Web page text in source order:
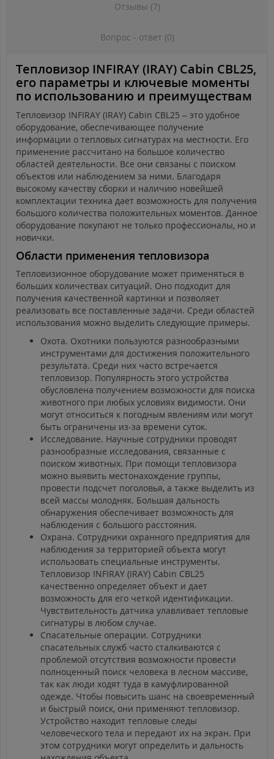
Отзывы (7)
Вопрос - ответ (0)
Тепловизор INFIRAY (IRAY) Cabin CBL25,
его параметры и ключевые моменты
по использованию и преимуществам
Тепловизор INFIRAY (IRAY) Cabin CBL25 – это удобное
оборудование, обеспечивающее получение
информации о тепловых сигнатурах на местности. Его
применение рассчитано на большое количество
областей деятельности. Все они связаны с поиском
объектов или наблюдением за ними. Благодаря
высокому качеству сборки и наличию новейшей
комплектации техника дает возможность для получения
большого количества положительных моментов. Данное
оборудование покупают не только профессионалы, но и
новички.
Области применения тепловизора
Тепловизионное оборудование может применяться в
больших количествах ситуаций. Оно подходит для
получения качественной картинки и позволяет
реализовать все поставленные задачи. Среди областей
использования можно выделить следующие примеры.
Охота. Охотники пользуются разнообразными
инструментами для достижения положительного
результата. Среди них часто встречается
тепловизор. Популярность этого устройства
обусловлена получением возможности для поиска
животного при любых условиях видимости. Они
могут относиться к погодным явлениям или могут
быть ограничены из-за времени суток.
Исследование. Научные сотрудники проводят
разнообразные исследования, связанные с
поиском животных. При помощи тепловизора
можно выявить местонахождение группы,
провести подсчет поголовья, а также выделить из
всей массы молодняк. Большая дальность
обнаружения обеспечивает возможность для
наблюдения с большого расстояния.
Охрана. Сотрудники охранного предприятия для
наблюдения за территорией объекта могут
использовать специальные инструменты.
Тепловизор INFIRAY (IRAY) Cabin CBL25
качественно определяет объект и дает
возможность для его четкой идентификации.
Чувствительность датчика улавливает тепловые
сигнатуры в любом случае.
Спасательные операции. Сотрудники
спасательных служб часто сталкиваются с
проблемой отсутствия возможности провести
полноценный поиск человека в лесном массиве,
так как люди ходят туда в камуфлированной
одежде. Чтобы повысить шанс на своевременный
и быстрый поиск, они применяют тепловизор.
Устройство находит тепловые следы
человеческого тела и передают их на экран. При
этом сотрудники могут определить и дальность